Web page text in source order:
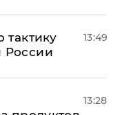
13:49
13:28